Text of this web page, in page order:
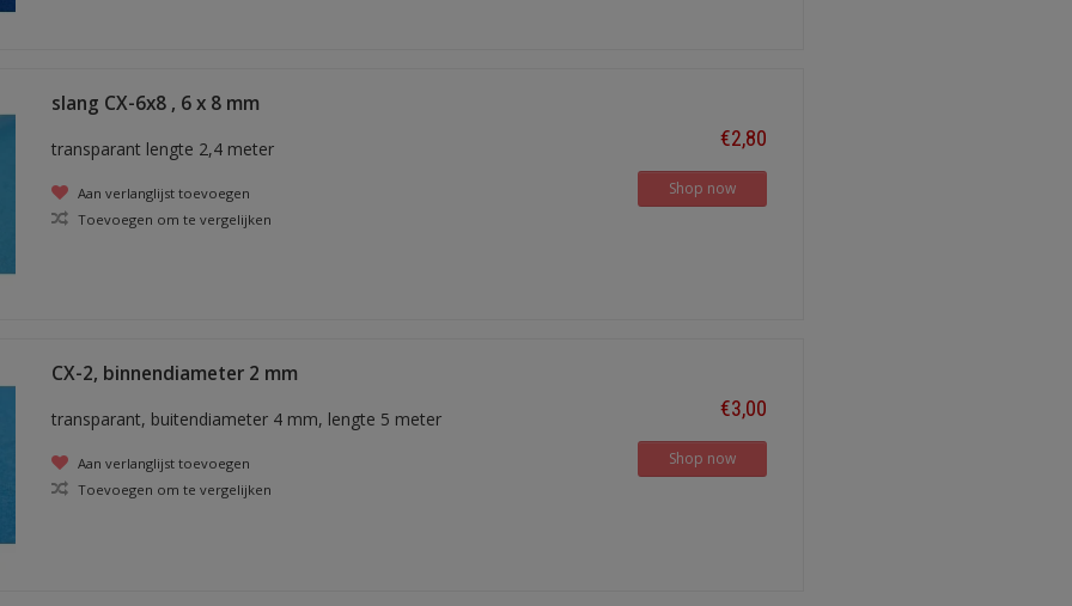
slang CX-6x8 , 6 x 8 mm
transparant lengte 2,4 meter
Aan verlanglijst toevoegen
Toevoegen om te vergelijken
€2,80
Shop now
CX-2, binnendiameter 2 mm
transparant, buitendiameter 4 mm, lengte 5 meter
Aan verlanglijst toevoegen
Toevoegen om te vergelijken
€3,00
Shop now